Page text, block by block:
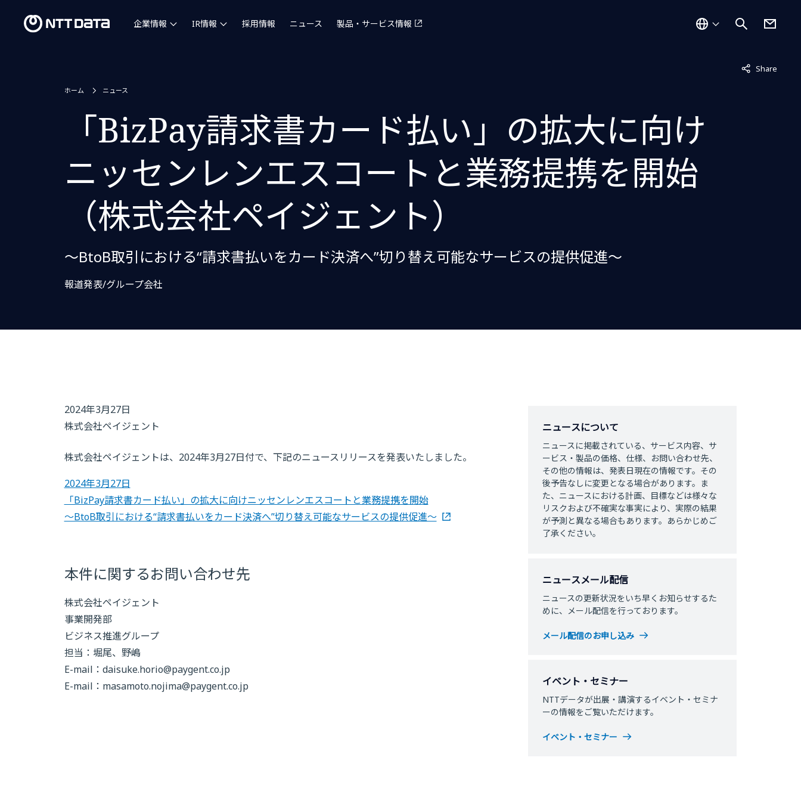
企業情報 IR情報 採用情報 ニュース 製品・サービス情報
Share
非表示中
ホーム ニュース
「BizPay請求書カード払い」の拡大に向け
ニッセンレンエスコートと業務提携を開始
（株式会社ペイジェント）
～BtoB取引における“請求書払いをカード決済へ”切り替え可能なサービスの提供促進～
報道発表/グループ会社
2024年3月27日
株式会社ペイジェント
株式会社ペイジェントは、2024年3月27日付で、下記のニュースリリースを発表いたしました。
2024年3月27日
「BizPay請求書カード払い」の拡大に向けニッセンレンエスコートと業務提携を開始
～BtoB取引における“請求書払いをカード決済へ”切り替え可能なサービスの提供促進～
本件に関するお問い合わせ先
株式会社ペイジェント
事業開発部
ビジネス推進グループ
担当：堀尾、野嶋
E-mail： daisuke.horio@paygent.co.jp
E-mail： masamoto.nojima@paygent.co.jp
ニュースについて
ニュースに掲載されている、サービス内容、サ
ービス・製品の価格、仕様、お問い合わせ先、
その他の情報は、発表日現在の情報です。その
後予告なしに変更となる場合があります。ま
た、ニュースにおける計画、目標などは様々な
リスクおよび不確実な事実により、実際の結果
が予測と異なる場合もあります。あらかじめご
了承ください。
ニュースメール配信
ニュースの更新状況をいち早くお知らせするた
めに、メール配信を行っております。
メール配信のお申し込み
イベント・セミナー
NTTデータが出展・講演するイベント・セミナ
ーの情報をご覧いただけます。
イベント・セミナー